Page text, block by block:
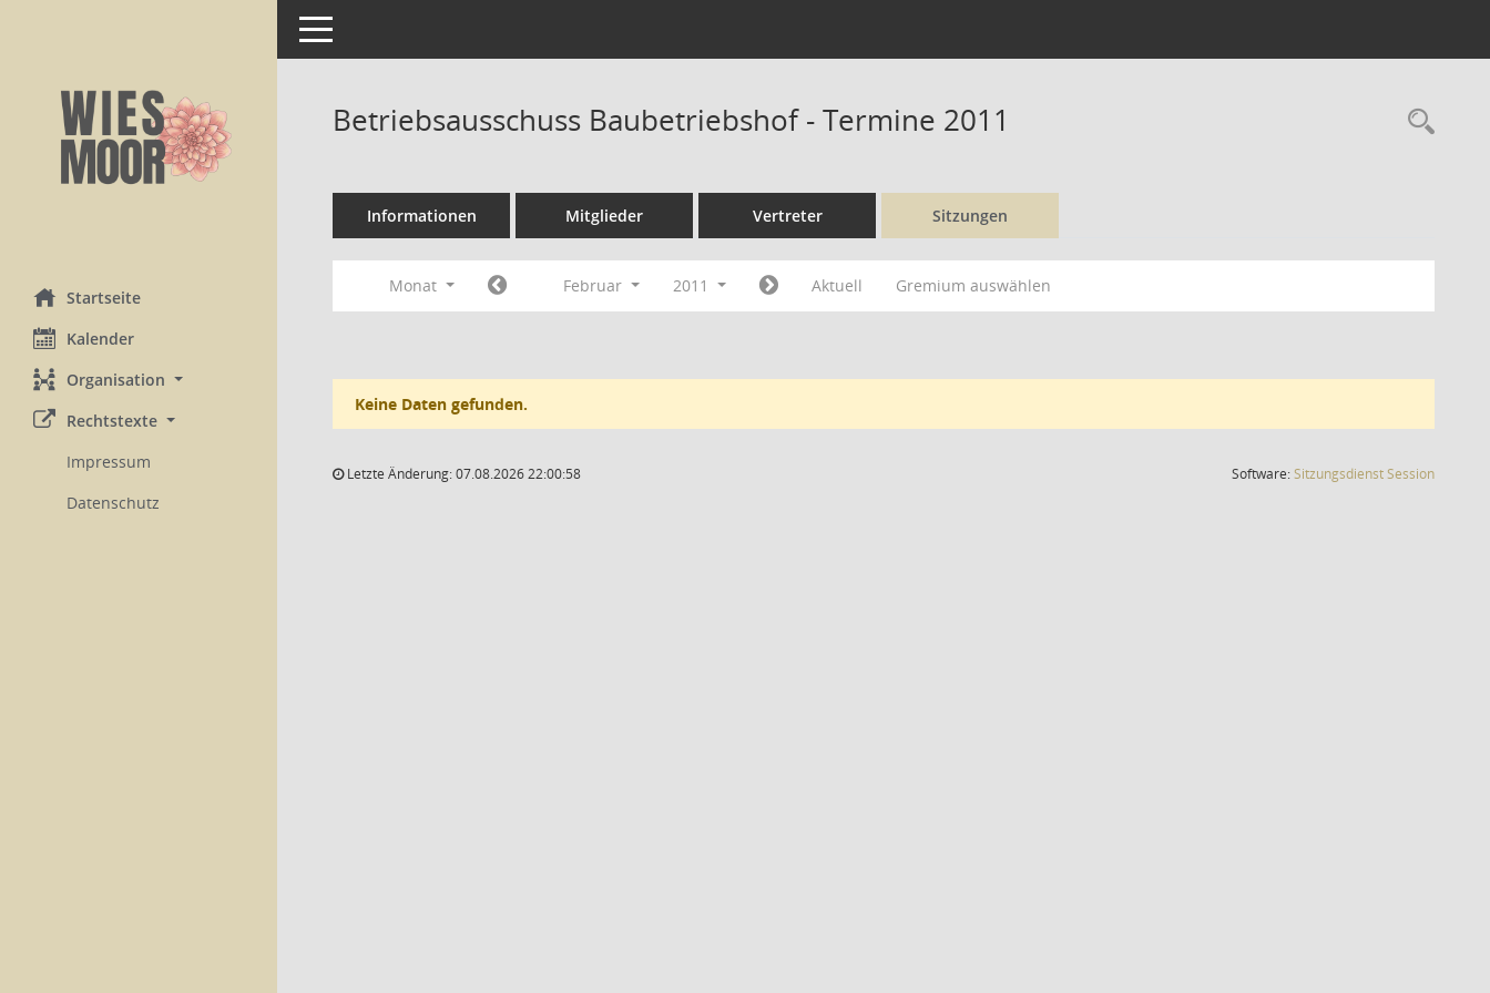
Startseite
Kalender
Organisation
Rechtstexte
Impressum
Datenschutz
Toggle navigation
Betriebsausschuss Baubetriebshof - Termine 2011
Informationen Mitglieder Vertreter Sitzungen
Monat Februar 2011 Aktuell Gremium auswählen
Keine Daten gefunden.
Letzte Änderung: 07.08.2026 22:00:58 Software:SitzungsdienstSession(Wird in